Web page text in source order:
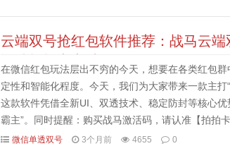
云端双号抢红包软件推荐：战马云
认准拍拍卡商城
在微信红包玩法层出不穷的今天，想要在各类红包
定性和智能化程度。今天，我们为大家带来一款主
这款软件凭借全新UI、双透技术、稳定防封等核心
霸主”。同时提醒：购买战马激活码，请认准【拍拍
买前仔细阅读功能介绍并确认需求。一、 核心定位
微信单透双号 3个月前 4655 0